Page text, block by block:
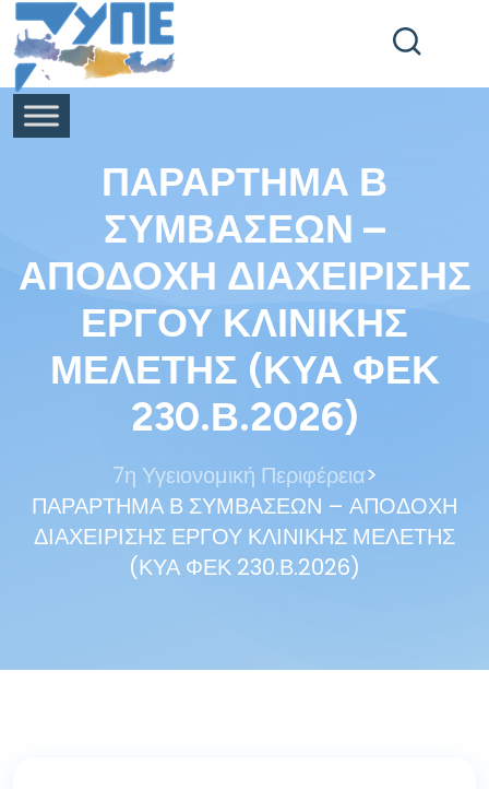
End Header Section -->
ΠΑΡΑΡΤΗΜΑ Β
ΣΥΜΒΑΣΕΩΝ –
ΑΠΟΔΟΧΗ ΔΙΑΧΕΙΡΙΣΗΣ
ΕΡΓΟΥ ΚΛΙΝΙΚΗΣ
ΜΕΛΕΤΗΣ (ΚΥΑ ΦΕΚ
230.Β.2026)
7η Υγειονομική Περιφέρεια>
ΠΑΡΑΡΤΗΜΑ Β ΣΥΜΒΑΣΕΩΝ – ΑΠΟΔΟΧΗ
ΔΙΑΧΕΙΡΙΣΗΣ ΕΡΓΟΥ ΚΛΙΝΙΚΗΣ ΜΕΛΕΤΗΣ
(ΚΥΑ ΦΕΚ 230.Β.2026)